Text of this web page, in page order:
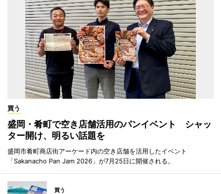
買う
盛岡・肴町で空き店舗活用のパンイベント シャッ
ター開け、明るい話題を
盛岡市肴町商店街アーケード内の空き店舗を活用したイベント
「Sakanacho Pan Jam 2026」が7月25日に開催される。
買う